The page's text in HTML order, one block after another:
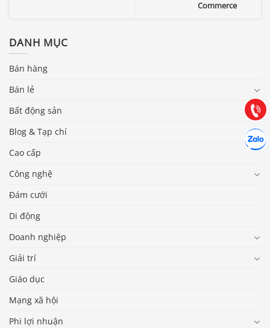
Commerce
DANH MỤC
Bán hàng
Bán lẻ
Bất động sản
Blog & Tạp chí
Cao cấp
Công nghệ
Đám cưới
Di động
Doanh nghiệp
Giải trí
Giáo dục
Mạng xã hội
Phi lợi nhuận
Gọi
(028) 22.166.144
Chát